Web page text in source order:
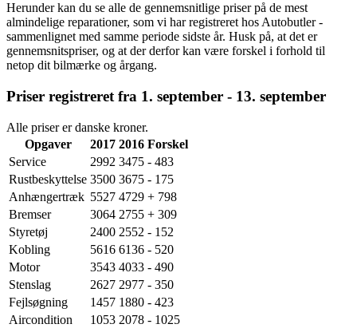
Herunder kan du se alle de gennemsnitlige priser på de mest
almindelige reparationer, som vi har registreret hos Autobutler -
sammenlignet med samme periode sidste år. Husk på, at det er
gennemsnitspriser, og at der derfor kan være forskel i forhold til
netop dit bilmærke og årgang.
Priser registreret fra 1. september - 13. september
Alle priser er danske kroner.
Opgaver
2017 2016 Forskel
Service
2992 3475 - 483
Rustbeskyttelse 3500 3675 - 175
Anhængertræk 5527 4729 + 798
Bremser
3064 2755 + 309
Styretøj
2400 2552 - 152
Kobling
5616 6136 - 520
Motor
3543 4033 - 490
Stenslag
2627 2977 - 350
Fejlsøgning
1457 1880 - 423
Aircondition
1053 2078 - 1025